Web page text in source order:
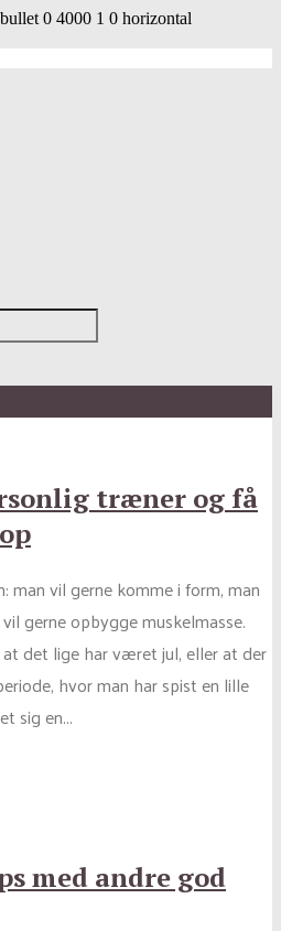
bullet 0 4000 1 0 horizontal
træner og få
man vil gerne komme i form, man
gerne opbygge muskelmasse.
det lige har været jul, eller at der
hvor man har spist en lille
sig en...
med andre god